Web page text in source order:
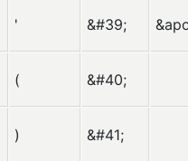
' &#39;
( &#40;
) &#41;